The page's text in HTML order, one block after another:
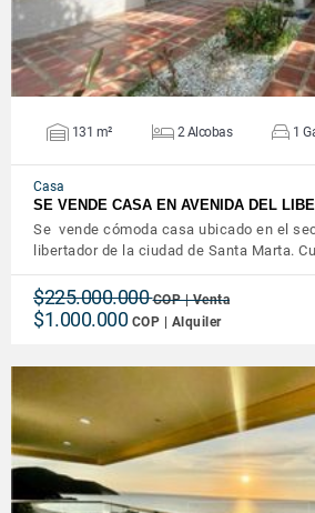
131 m² 2 Alcobas 1
Casa
SE VENDE CASA EN AVENIDA DEL
Se vende cómoda casa ubicado en el
libertador de la ciudad de Santa Marta.
$225.000.000COP | Venta
$1.000.000 COP | Alquiler